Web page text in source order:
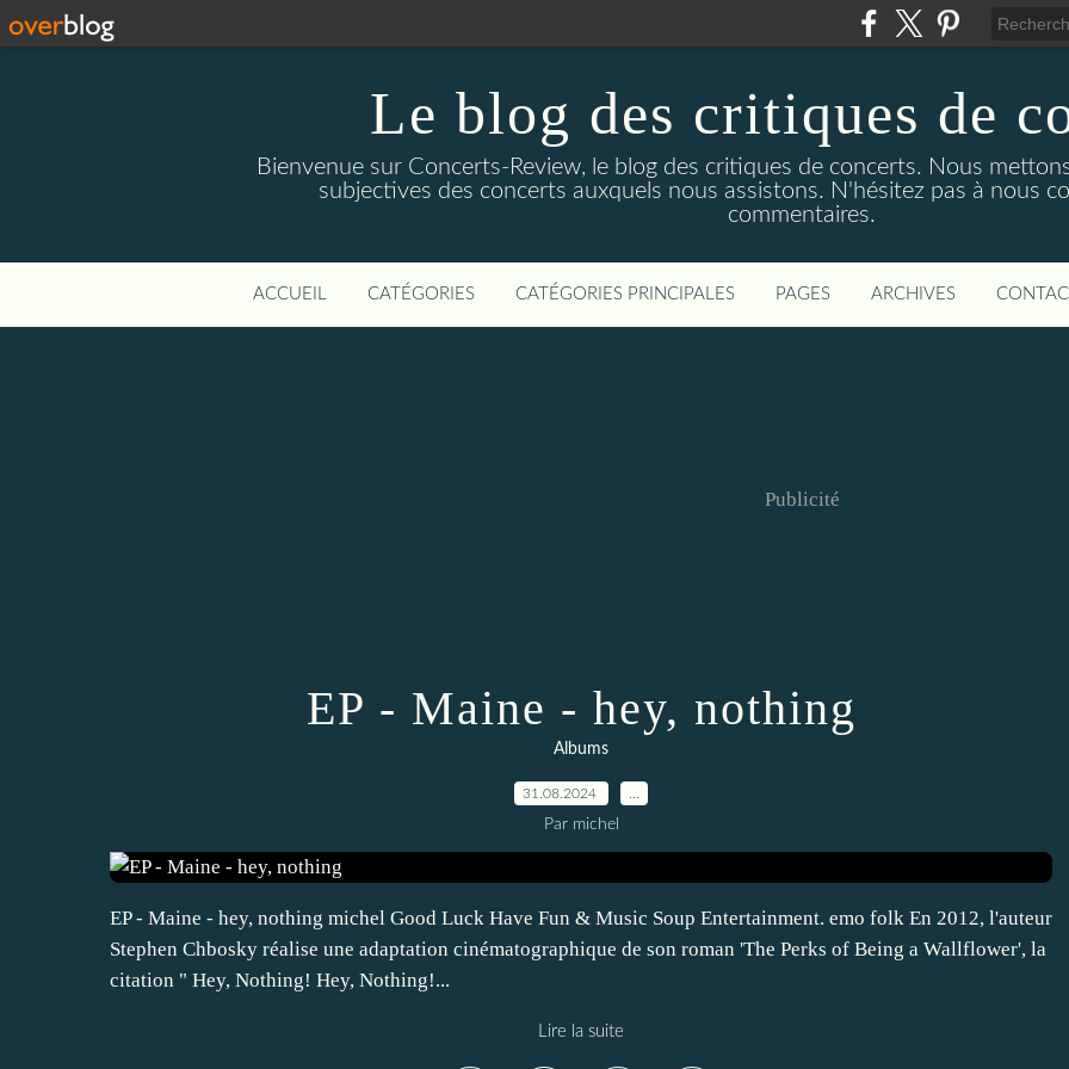
Le blog des critiques de
Bienvenue sur Concerts-Review, le blog des critiques de concerts. Nous
subjectives des concerts auxquels nous assistons. N'hésitez pas à nous
commentaires.
ACCUEIL CATÉGORIES CATÉGORIES PRINCIPALES PAGES ARCHIVES
Publicité
EP - Maine - hey, nothing
Albums
31.08.2024
Par michel
EP - Maine - hey, nothing michel Good Luck Have Fun & Music Soup Entertainment. emo folk En 2012, l'auteur
Stephen Chbosky réalise une adaptation cinématographique de son roman 'The Perks of Being a Wallflower', la
citation " Hey, Nothing! Hey, Nothing!...
Lire la suite